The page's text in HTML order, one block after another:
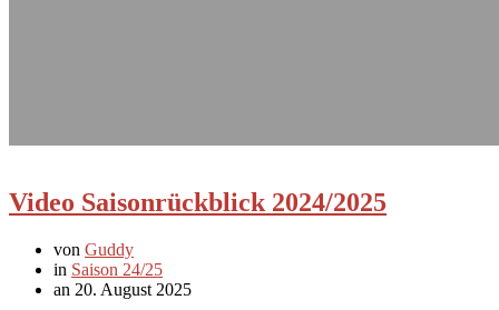
Video Saisonrückblick 2024/2025
von Guddy
in Saison 24/25
an 20. August 2025